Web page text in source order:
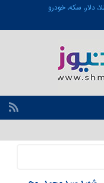
دلار، سکه، خودرو